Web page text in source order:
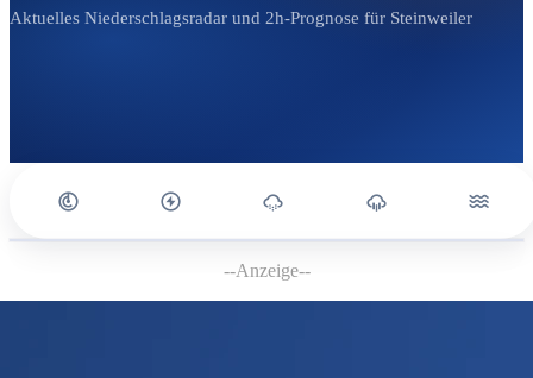
Aktuelles Niederschlagsradar und 2h-Prognose für Steinweiler
--Anzeige--